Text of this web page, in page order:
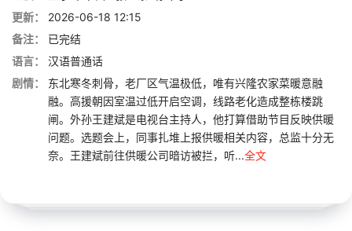
更新：
2026-06-18 12:15
备注：
已完结
语言：
汉语普通话
剧情：
东北寒冬刺骨，老厂区气温极低，唯有兴隆农家菜暖意融
融。高援朝因室温过低开启空调，线路老化造成整栋楼跳
闸。外孙王建斌是电视台主持人，他打算借助节目反映供暖
问题。选题会上，同事扎堆上报供暖相关内容，总监十分无
奈。王建斌前往供暖公司暗访被拦，听...全文